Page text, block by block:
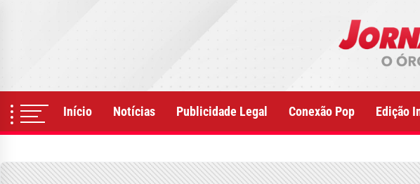
Início Notícias Publicidade Legal Conexão Pop Edição